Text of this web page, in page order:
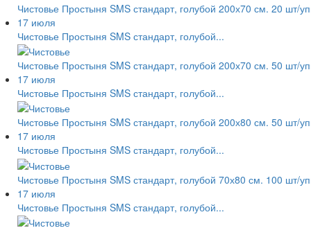
Чистовье Простыня SMS стандарт, голубой 200х70 см. 20 шт/
17 июля
Чистовье Простыня SMS стандарт, голубой...
Чистовье Простыня SMS стандарт, голубой 200х70 см. 50 шт/
17 июля
Чистовье Простыня SMS стандарт, голубой...
Чистовье Простыня SMS стандарт, голубой 200х80 см. 50 шт/
17 июля
Чистовье Простыня SMS стандарт, голубой...
Чистовье Простыня SMS стандарт, голубой 70х80 см. 100 шт/
17 июля
Чистовье Простыня SMS стандарт, голубой...